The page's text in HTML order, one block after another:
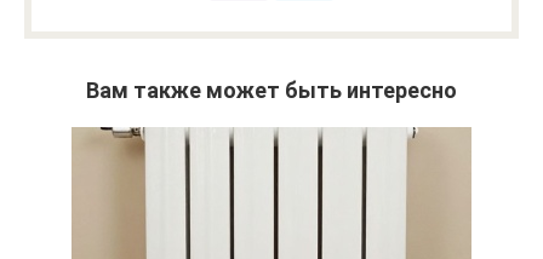
Вам также может быть интересно